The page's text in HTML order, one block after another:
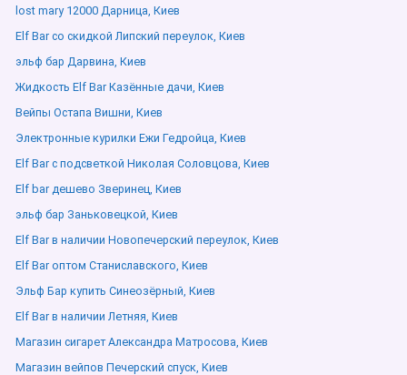
lost mary 12000 Дарница, Киев
Elf Bar со скидкой Липский переулок, Киев
эльф бар Дарвина, Киев
Жидкость Elf Bar Казённые дачи, Киев
Вейпы Остапа Вишни, Киев
Электронные курилки Ежи Гедройца, Киев
Elf Bar с подсветкой Николая Соловцова, Киев
Elf bar дешево Зверинец, Киев
эльф бар Заньковецкой, Киев
Elf Bar в наличии Новопечерский переулок, Киев
Elf Bar оптом Станиславского, Киев
Эльф Бар купить Синеозёрный, Киев
Elf Bar в наличии Летняя, Киев
Магазин сигарет Александра Матросова, Киев
Магазин вейпов Печерский спуск, Киев